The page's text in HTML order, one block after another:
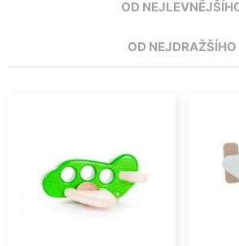
OD
OD NEJDRAŽŠÍHO